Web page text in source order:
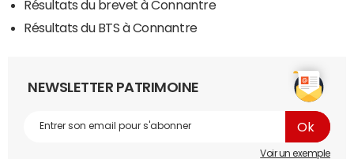
Résultats du brevet à Connantre
Résultats du BTS à Connantre
NEWSLETTER PATRIMOINE
Voir un exemple